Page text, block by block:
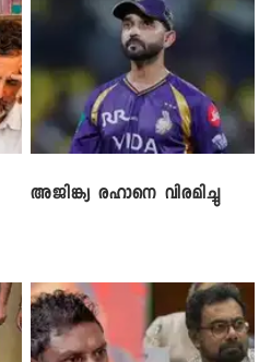
അജിങ്ക്യ രഹാനെ വിരമിച്ചു